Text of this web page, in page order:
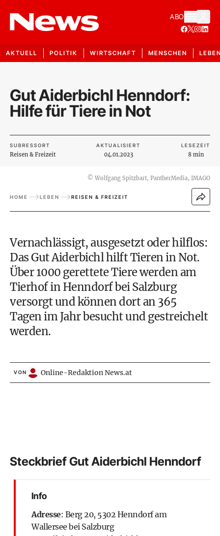
ABO
AKTUELL POLITIK WIRTSCHAFT MENSCHEN
Gut Aiderbichl Henndorf:
Hilfe für Tiere in Not
SUBRESSORT
Reisen & Freizeit
AKTUALISIERT
04.01.2023
LESEZEIT
8 min
© Wolfgang Spitzbart, PantherMedia, IMAGO
HOME LEBEN REISEN & FREIZEIT
Vernachlässigt, ausgesetzt oder hilflos:
Das Gut Aiderbichl hilft Tieren in Not.
Über 1000 gerettete Tiere werden am
Tierhof in Henndorf bei Salzburg
versorgt und können dort an 365
Tagen im Jahr besucht und gestreichelt
werden.
VON Online-Redaktion News.at
Steckbrief Gut Aiderbichl Henndorf
Info
Adresse: Berg 20, 5302 Henndorf am
Wallersee bei Salzburg